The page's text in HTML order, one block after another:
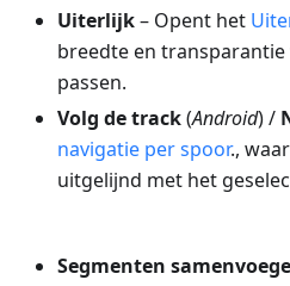
Uiterlijk– Opent het
breedte en
passen.
Volg de track(Android) /
navigatie per spoor.,
uitgelijnd met het
Segmenten